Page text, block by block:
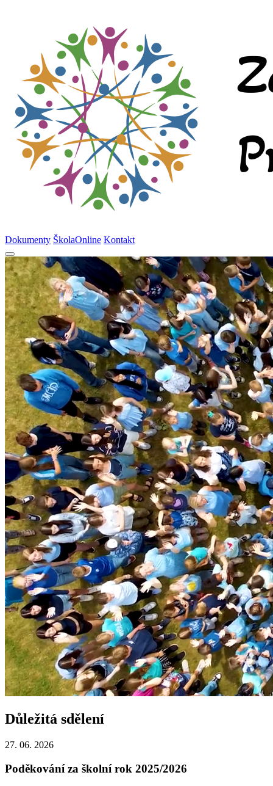
Dokumenty ŠkolaOnline Kontakt
Důležitá sdělení
27. 06. 2026
Poděkování za školní rok 2025/2026